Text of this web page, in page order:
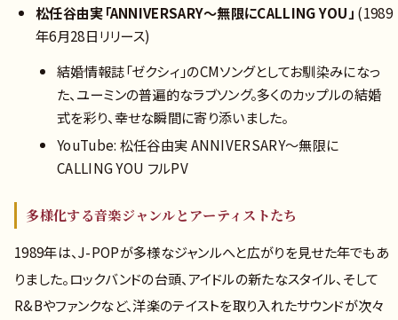
松任谷由実「ANNIVERSARY〜無限にCALLING YOU」 (1989
年6月28日リリース)
結婚情報誌「ゼクシィ」のCMソングとしてお馴染みになっ
た、ユーミンの普遍的なラブソング。多くのカップルの結婚
式を彩り、幸せな瞬間に寄り添いました。
YouTube: 松任谷由実 ANNIVERSARY〜無限に
CALLING YOU フルPV
多様化する音楽ジャンルとアーティストたち
1989年は、J-POPが多様なジャンルへと広がりを見せた年でもあ
りました。ロックバンドの台頭、アイドルの新たなスタイル、そして
R&Bやファンクなど、洋楽のテイストを取り入れたサウンドが次々